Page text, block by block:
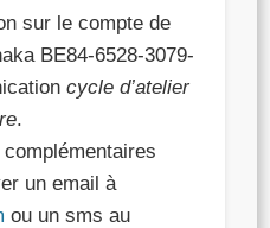
sur le compte de
BE84-6528-3079-
cycle d’atelier
.
un email à
ou un sms au